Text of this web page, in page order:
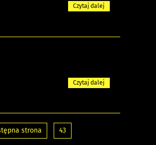
Czytaj dalej
Czytaj dalej
strona 43